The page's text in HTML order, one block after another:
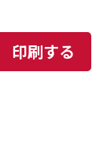
印刷する